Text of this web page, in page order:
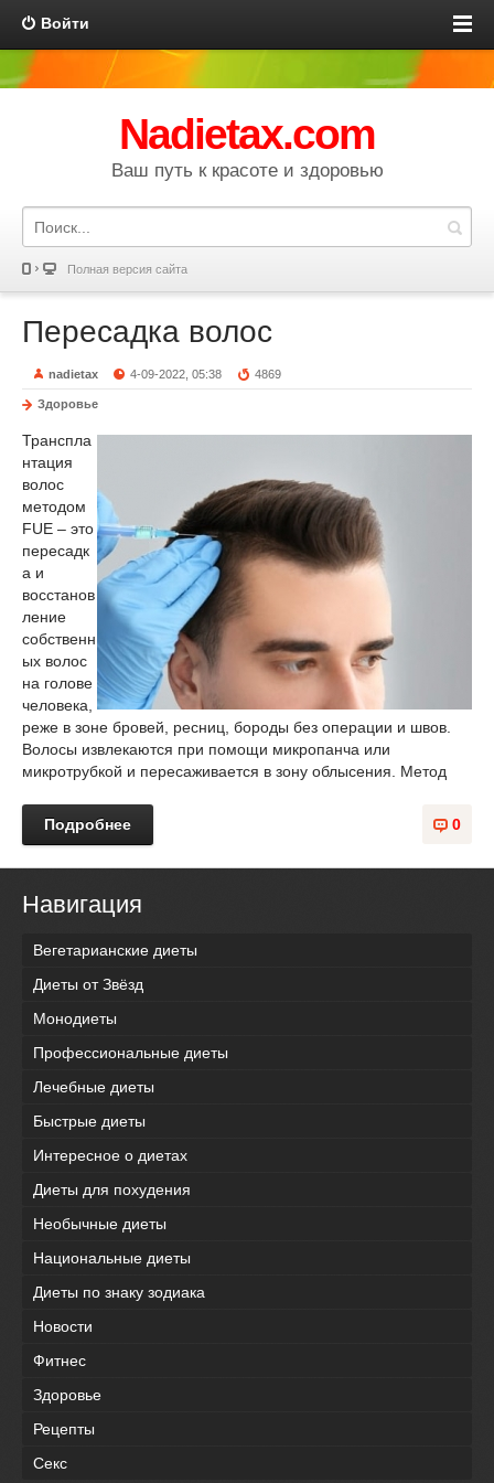
Войти
Nadietax.com
Ваш путь к красоте и здоровью
Полная версия сайта
Пересадка волос
nadietax 4-09-2022, 05:38 4869
Здоровье
Транспла
нтация
волос
методом
FUE – это
пересадк
а и
восстанов
ление
собственн
ых волос
на голове
человека,
реже в зоне бровей, ресниц, бороды без операции и швов.
Волосы извлекаются при помощи микропанча или
микротрубкой и пересаживается в зону облысения. Метод
0
Подробнее
Навигация
Вегетарианские диеты
Диеты от Звёзд
Монодиеты
Профессиональные диеты
Лечебные диеты
Быстрые диеты
Интересное о диетах
Диеты для похудения
Необычные диеты
Национальные диеты
Диеты по знаку зодиака
Новости
Фитнес
Здоровье
Рецепты
Секс